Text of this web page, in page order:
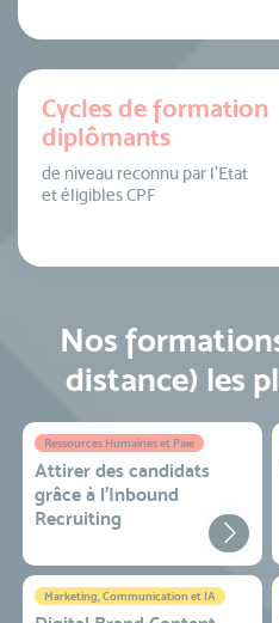
Cycles de formation
diplômants
de niveau reconnu par l’Etat
et éligibles CPF
Nos
distance) les
Ressources Humaines et Paie
Attirer des candidats
grâce à l’Inbound
Recruiting
Marketing, Communication et IA